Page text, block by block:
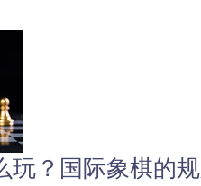
玩？国际象棋的